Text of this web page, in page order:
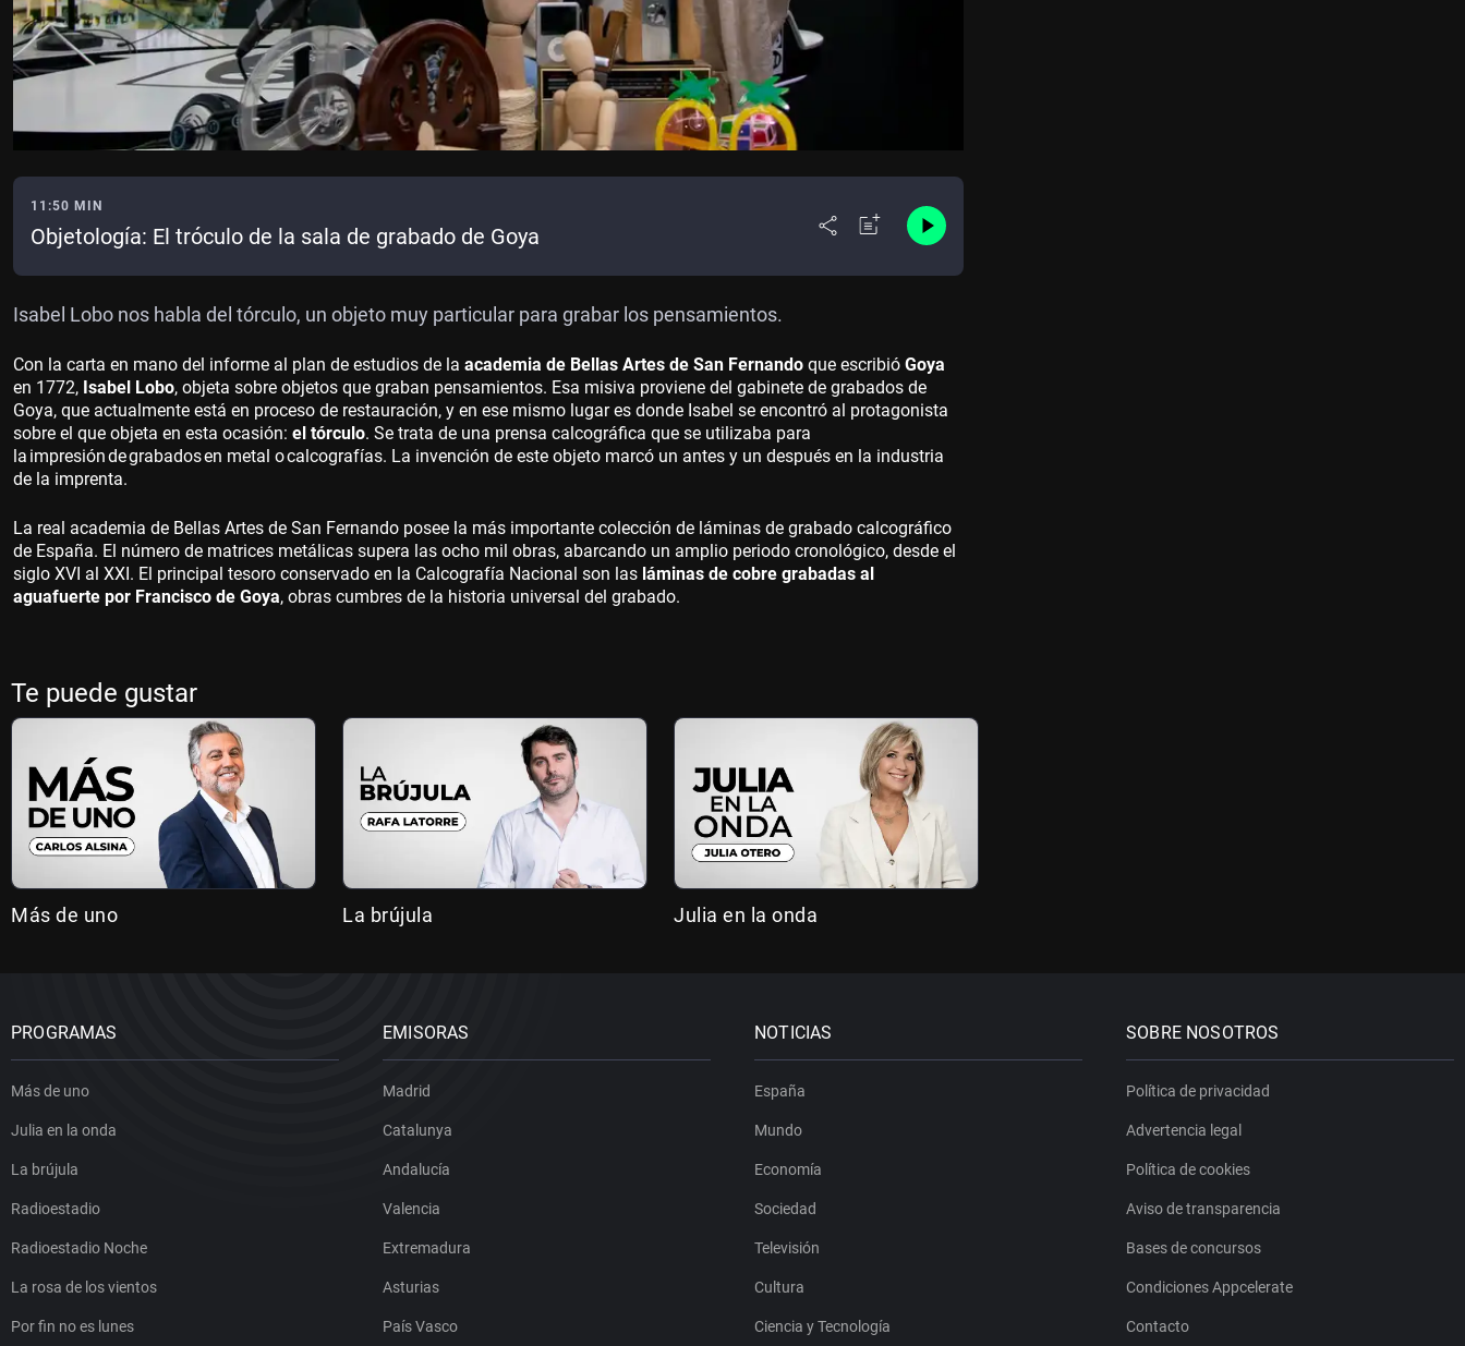
11:50 MIN
Objetología: El tróculo de la sala de grabado de Goya
Isabel Lobo nos habla del tórculo, un objeto muy particular para grabar los pensamientos.
Con la carta en mano del informe al plan de estudios de la academia de Bellas Artes de San Fernando que escribió Goya
en 1772, Isabel Lobo, objeta sobre objetos que graban pensamientos. Esa misiva proviene del gabinete de grabados de
Goya, que actualmente está en proceso de restauración, y en ese mismo lugar es donde Isabel se encontró al protagonista
sobre el que objeta en esta ocasión: el tórculo. Se trata de una prensa calcográfica que se utilizaba para
la impresión de grabados en metal o calcografías. La invención de este objeto marcó un antes y un después en la industria
de la imprenta.
La real academia de Bellas Artes de San Fernando posee la más importante colección de láminas de grabado calcográfico
de España. El número de matrices metálicas supera las ocho mil obras, abarcando un amplio periodo cronológico, desde el
siglo XVI al XXI. El principal tesoro conservado en la Calcografía Nacional son las láminas de cobre grabadas al
aguafuerte por Francisco de Goya, obras cumbres de la historia universal del grabado.
Te puede gustar
Más de uno La brújula Julia en la onda
PROGRAMAS
Más de uno
Julia en la onda
La brújula
Radioestadio
Radioestadio Noche
La rosa de los vientos
Por fin no es lunes
EMISORAS
Madrid
Catalunya
Andalucía
Valencia
Extremadura
Asturias
País Vasco
NOTICIAS
España
Mundo
Economía
Sociedad
Televisión
Cultura
Ciencia y Tecnología
SOBRE NOSOTROS
Política de privacidad
Advertencia legal
Política de cookies
Aviso de transparencia
Bases de concursos
Condiciones Appcelerate
Contacto